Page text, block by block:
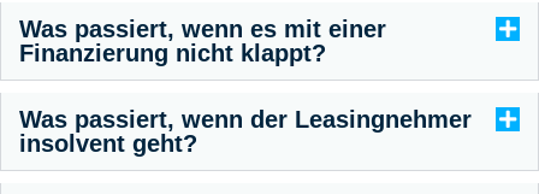
Was passiert, wenn es mit einer
Finanzierung nicht klappt?
Was passiert, wenn der Leasingnehmer
insolvent geht?